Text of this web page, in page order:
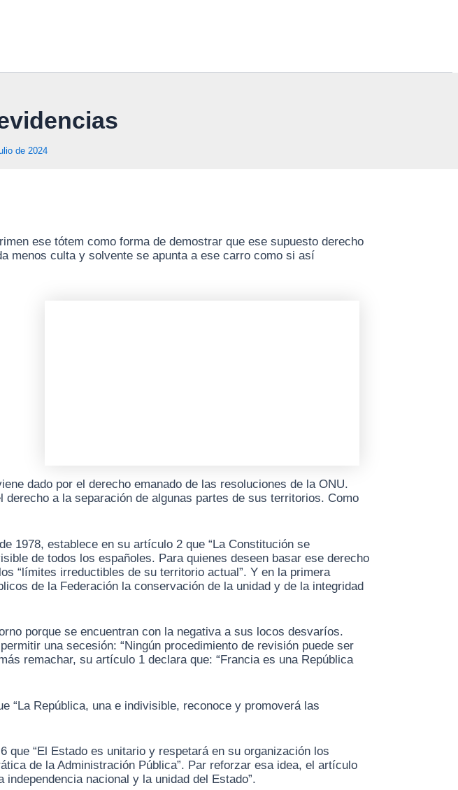
de 2024
ese tótem como forma de demostrar que ese supuesto derecho
menos culta y solvente se apunta a ese carro como si así
dado por el derecho emanado de las resoluciones de la ONU.
a la separación de algunas partes de sus territorios. Como
1978, establece en su artículo 2 que “La Constitución se
de todos los españoles. Para quienes deseen basar ese derecho
“límites irreductibles de su territorio actual”. Y en la primera
de la Federación la conservación de la unidad y de la integridad
porque se encuentran con la negativa a sus locos desvaríos.
una secesión: “Ningún procedimiento de revisión puede ser
remachar, su artículo 1 declara que: “Francia es una República
“La República, una e indivisible, reconoce y promoverá las
“El Estado es unitario y respetará en su organización los
de la Administración Pública”. Par reforzar esa idea, el artículo
nacional y la unidad del Estado”.